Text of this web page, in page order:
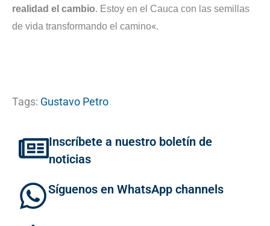
realidad el cambio. Estoy en el Cauca con las semillas
de vida transformando el camino«.
Tags: Gustavo Petro
Inscríbete a nuestro boletín de
noticias
Síguenos en WhatsApp channels